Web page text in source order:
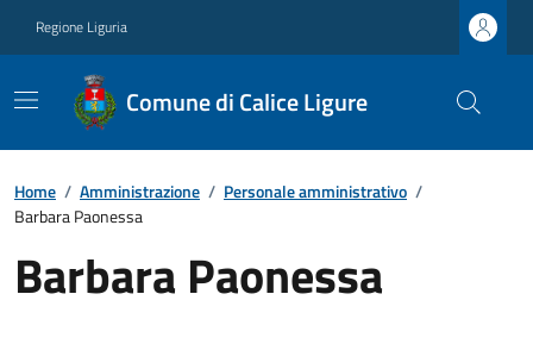
Regione Liguria
Comune di Calice Ligure
Home / Amministrazione / Personale amministrativo /
Barbara Paonessa
Barbara Paonessa